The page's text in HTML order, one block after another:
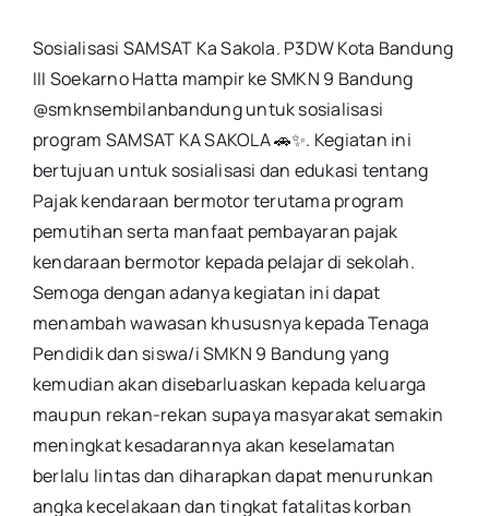
Sosialisasi SAMSAT Ka Sakola. P3DW Kota Bandung
III Soekarno Hatta mampir ke SMKN 9 Bandung
@smknsembilanbandung untuk sosialisasi
program SAMSAT KA SAKOLA 🚗✨. Kegiatan ini
bertujuan untuk sosialisasi dan edukasi tentang
Pajak kendaraan bermotor terutama program
pemutihan serta manfaat pembayaran pajak
kendaraan bermotor kepada pelajar di sekolah.
Semoga dengan adanya kegiatan ini dapat
menambah wawasan khususnya kepada Tenaga
Pendidik dan siswa/i SMKN 9 Bandung yang
kemudian akan disebarluaskan kepada keluarga
maupun rekan-rekan supaya masyarakat semakin
meningkat kesadarannya akan keselamatan
berlalu lintas dan diharapkan dapat menurunkan
angka kecelakaan dan tingkat fatalitas korban